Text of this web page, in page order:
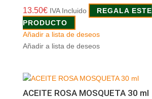
13.50€ IVA Incluido
REGALA ESTE
PRODUCTO
Añadir a lista de deseos
Añadir a lista de deseos
ACEITE ROSA MOSQUETA 30 ml